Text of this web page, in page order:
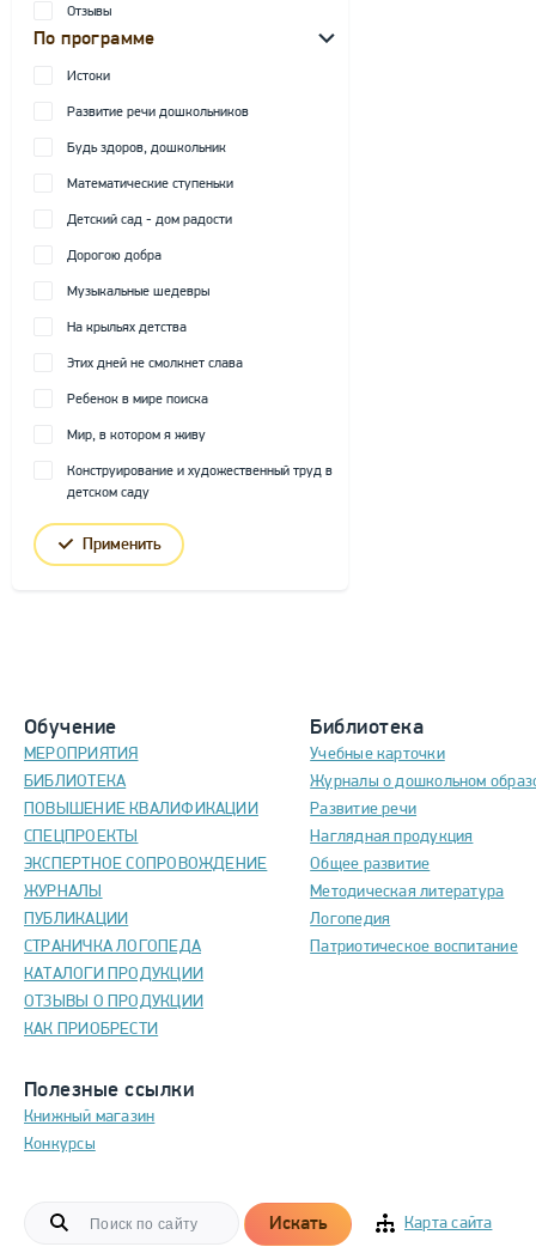
Отзывы
По программе
Истоки
Развитие речи дошкольников
Будь здоров, дошкольник
Математические ступеньки
Детский сад - дом радости
Дорогою добра
Музыкальные шедевры
На крыльях детства
Этих дней не смолкнет слава
Ребенок в мире поиска
Мир, в котором я живу
Конструирование и художественный труд в
детском саду
Применить
Обучение
МЕРОПРИЯТИЯ
БИБЛИОТЕКА
ПОВЫШЕНИЕ КВАЛИФИКАЦИИ
СПЕЦПРОЕКТЫ
ЭКСПЕРТНОЕ СОПРОВОЖДЕНИЕ
ЖУРНАЛЫ
ПУБЛИКАЦИИ
СТРАНИЧКА ЛОГОПЕДА
КАТАЛОГИ ПРОДУКЦИИ
ОТЗЫВЫ О ПРОДУКЦИИ
КАК ПРИОБРЕСТИ
Полезные ссылки
Книжный магазин
Конкурсы
Библиотека
Учебные карточки
Журналы о дошкольном
Развитие речи
Наглядная продукция
Общее развитие
Методическая литература
Логопедия
Патриотическое воспитание
Искать Карта сайта